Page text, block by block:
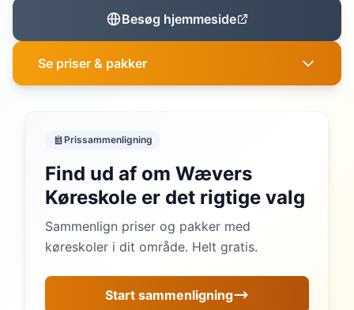
Besøg hjemmeside
Se priser & pakker
Prissammenligning
Find ud af om Wævers
Køreskole er det rigtige valg
Sammenlign priser og pakker med
køreskoler i dit område. Helt gratis.
Start sammenligning